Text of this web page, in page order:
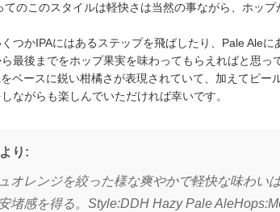
てのこのスタイルは軽快さは当然の事ながら、ホッ
つかIPAにはあるステップを飛ばしたり、Pale Aleに
最後までをホップ果実を味わってもらえればと思っ
ベースに鋭い柑橘さが表現されていて、加えてピー
ながらも楽しんでいただければ幸いです。
り:
オレンジを絞った様な爽やかで軽快な味わ
堵感を得る。Style:DDH Hazy Pale